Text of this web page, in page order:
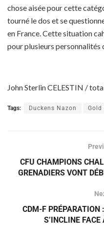
chose aisée pour cette
tourné le dos et se
en France. Cette situation
pour plusieurs
John Sterlin CELESTIN /
Tags: Duckens Nazon Gold
CFU CHAMPIONS
GRENADIERS VONT
CDM-F PRÉPARATION
S’INCLINE